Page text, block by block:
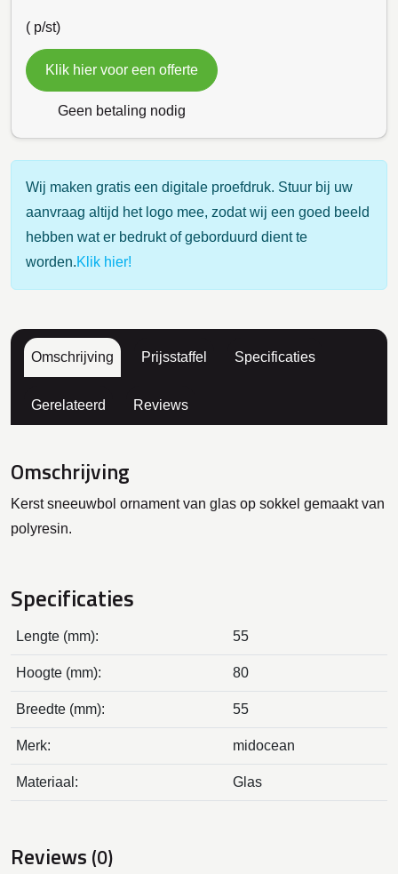
( p/st)
Klik hier voor een offerte
Geen betaling nodig
Wij maken gratis een digitale proefdruk. Stuur bij uw
aanvraag altijd het logo mee, zodat wij een goed beeld
hebben wat er bedrukt of geborduurd dient te
worden.Klik hier!
Omschrijving Prijsstaffel Specificaties
Gerelateerd Reviews
Omschrijving
Kerst sneeuwbol ornament van glas op sokkel gemaakt van
polyresin.
Specificaties
Lengte (mm): 55
Hoogte (mm): 80
Breedte (mm): 55
Merk: midocean
Materiaal: Glas
Reviews (0)